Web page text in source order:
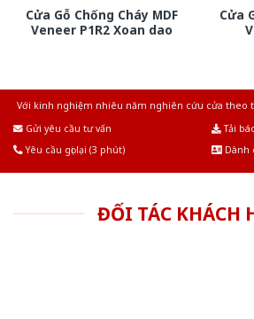
Cửa Gỗ Chống Cháy MDF
Veneer P1R2 Xoan dao
Cửa
Với kinh nghiệm nhiêu năm nghiên cứu cửa theo
Gửi yêu cầu tư vấn
Tải
Yêu cầu gọi lại (3 phút)
Dành
ĐỐI TÁC KHÁCH